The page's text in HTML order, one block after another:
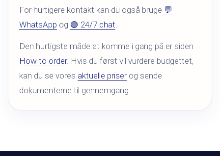
For hurtigere kontakt kan du også bruge 💬
WhatsApp og 🟢 24/7 chat.
Den hurtigste måde at komme i gang på er siden
How to order. Hvis du først vil vurdere budgettet,
kan du se vores aktuelle priserog sende
dokumenterne til gennemgang.